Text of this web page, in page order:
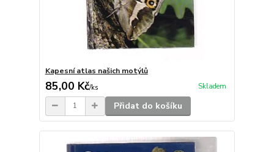
Kapesní atlas našich motýlů
85,00 Kč/ks Skladem
Přidat do košíku